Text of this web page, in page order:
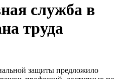
служба в
труда
защиты предложило